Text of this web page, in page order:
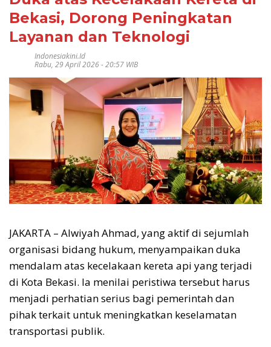
Bekasi, Dorong Peningkatan
Layanan dan Teknologi
Indonesiakini.id
Rabu, 29 April 2026 - 20:57 WIB
JAKARTA – Alwiyah Ahmad, yang aktif di sejumlah
organisasi bidang hukum, menyampaikan duka
mendalam atas kecelakaan kereta api yang terjadi
di Kota Bekasi. Ia menilai peristiwa tersebut harus
menjadi perhatian serius bagi pemerintah dan
pihak terkait untuk meningkatkan keselamatan
transportasi publik.